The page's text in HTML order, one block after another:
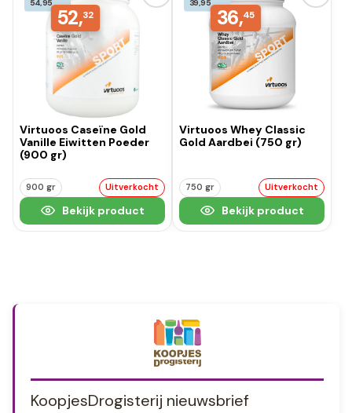
52,32
Virtuoos Caseïne Gold
Vanille Eiwitten Poeder
(900 gr)
900 gr Uitverkocht
Bekijk product
36,45
Virtuoos Whey Classic
Gold Aardbei (750 gr)
750 gr Uitverkocht
Bekijk product
KoopjesDrogisterij nieuwsbrief